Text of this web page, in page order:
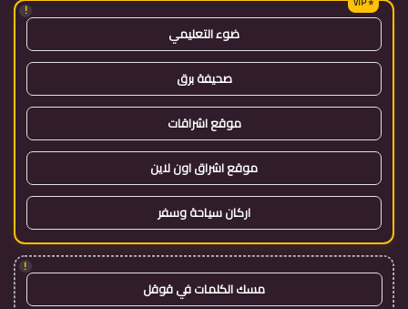
!
ضوء التعليمي
صحيفة برق
موقع اشراقات
موقع اشراق اون لاين
اركان سياحة وسفر
!
مسك الكلمات في قوقل